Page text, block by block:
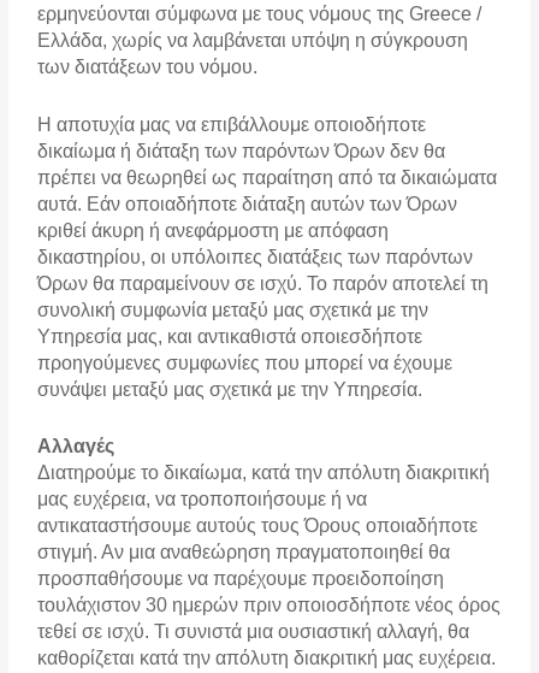
ερμηνεύονται σύμφωνα με τους νόμους της Greece /
Ελλάδα, χωρίς να λαμβάνεται υπόψη η σύγκρουση
των διατάξεων του νόμου.
Η αποτυχία μας να επιβάλλουμε οποιοδήποτε
δικαίωμα ή διάταξη των παρόντων Όρων δεν θα
πρέπει να θεωρηθεί ως παραίτηση από τα δικαιώματα
αυτά. Εάν οποιαδήποτε διάταξη αυτών των Όρων
κριθεί άκυρη ή ανεφάρμοστη με απόφαση
δικαστηρίου, οι υπόλοιπες διατάξεις των παρόντων
Όρων θα παραμείνουν σε ισχύ. Το παρόν αποτελεί τη
συνολική συμφωνία μεταξύ μας σχετικά με την
Υπηρεσία μας, και αντικαθιστά οποιεσδήποτε
προηγούμενες συμφωνίες που μπορεί να έχουμε
συνάψει μεταξύ μας σχετικά με την Υπηρεσία.
Αλλαγές
Διατηρούμε το δικαίωμα, κατά την απόλυτη διακριτική
μας ευχέρεια, να τροποποιήσουμε ή να
αντικαταστήσουμε αυτούς τους Όρους οποιαδήποτε
στιγμή. Αν μια αναθεώρηση πραγματοποιηθεί θα
προσπαθήσουμε να παρέχουμε προειδοποίηση
τουλάχιστον 30 ημερών πριν οποιοσδήποτε νέος όρος
τεθεί σε ισχύ. Τι συνιστά μια ουσιαστική αλλαγή, θα
καθορίζεται κατά την απόλυτη διακριτική μας ευχέρεια.